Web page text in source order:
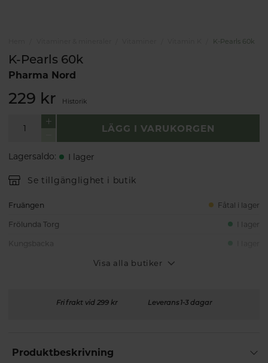
K-Pearls 60k
K-Pearls 60k
Pharma Nord
229 kr Historik
LÄGG I VARUKORGEN
Lagersaldo: I lager
Se tillgänglighet i butik
Fruängen Fåtal i lager
Frölunda Torg I lager
Visa alla butiker
Fri frakt vid 299 kr Leverans 1-3 dagar
Produktbeskrivning